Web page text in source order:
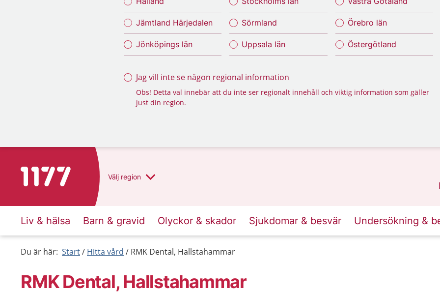
Jämtland Härjedalen
Jönköpings län
Sörmland
Uppsala län
Örebro län
Östergötland
Jag vill inte se någon regional information
Obs! Detta val innebär att du inte ser regionalt innehåll och viktig information som gäller
just din region.
Till startsidan för 1177 Välj region
Liv & hälsa Barn & gravid Olyckor & skador Sjukdomar & besvär Undersökning &
Du är här: Start Hitta vård RMK Dental, Hallstahammar
RMK Dental, Hallstahammar